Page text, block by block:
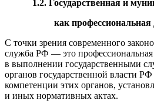
1.2. Государственная и
как профессиональная
С точки зрения современного
служба РФ — это профессиональная
в выполнении государственными
орга­нов государственной власти
компетенции этих органов,
и иных норма­тивных актах.